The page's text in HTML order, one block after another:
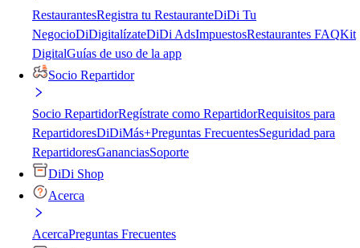
RestaurantesRegistra tu RestauranteDiDi Tu
NegocioDiDigitalízateDiDi AdsImpuestosRestaurantes FAQKit
DigitalGuías de uso de la app
Socio Repartidor
Socio RepartidorRegístrate como RepartidorRequisitos para
RepartidoresDiDiMás+Preguntas FrecuentesSeguridad para
RepartidoresGananciasSoporte
DiDi Shop
Acerca
AcercaPreguntas Frecuentes